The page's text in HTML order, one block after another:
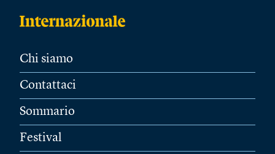
Chi siamo
Contattaci
Sommario
Festival